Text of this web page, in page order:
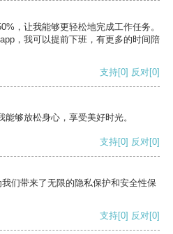
，让我能够更轻松地完成工作任务。
，我可以提前下班，有更多的时间陪
支持[0] 反对[0]
够放松身心，享受美好时光。
支持[0] 反对[0]
们带来了无限的隐私保护和安全性保
支持[0] 反对[0]